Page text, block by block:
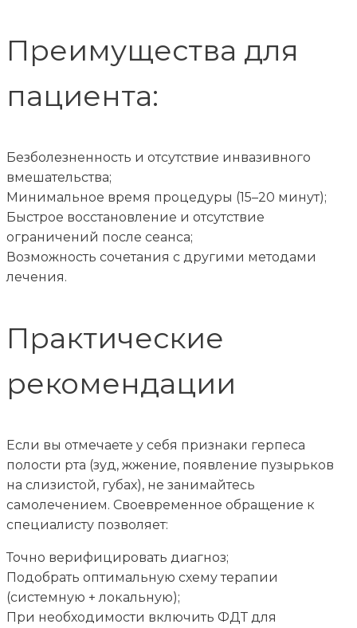
Преимущества для
пациента:
Безболезненность и отсутствие инвазивного
вмешательства;
Минимальное время процедуры (15–20 минут);
Быстрое восстановление и отсутствие
ограничений после сеанса;
Возможность сочетания с другими методами
лечения.
Практические
рекомендации
Если вы отмечаете у себя признаки герпеса
полости рта (зуд, жжение, появление пузырьков
на слизистой, губах), не занимайтесь
самолечением. Своевременное обращение к
специалисту позволяет:
Точно верифицировать диагноз;
Подобрать оптимальную схему терапии
(системную + локальную);
При необходимости включить ФДТ для